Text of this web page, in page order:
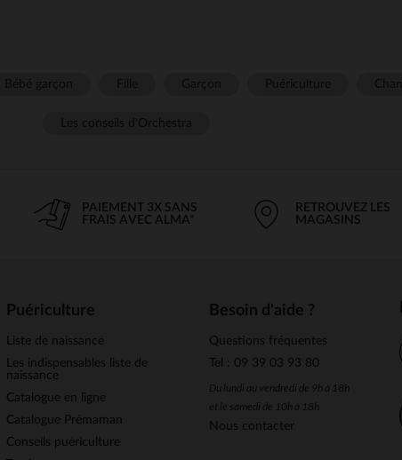
PAIEMENT 3X SANS
FRAIS AVEC ALMA*
RETROUVEZ LES
MAGASINS
Puériculture
Liste de naissance
Les indispensables liste de
naissance
Catalogue en ligne
Catalogue Prémaman
Conseils puériculture
Besoin d'aide ?
Questions fréquentes
Tel : 09 39 03 93 80
Du lundi au vendredi de 9h à 18h
et le samedi de 10h à 18h
Nous contacter